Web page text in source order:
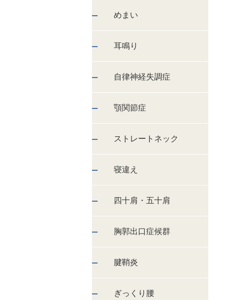
めまい
耳鳴り
自律神経失調症
顎関節症
ストレートネック
寝違え
四十肩・五十肩
胸郭出口症候群
腱鞘炎
ぎっくり腰